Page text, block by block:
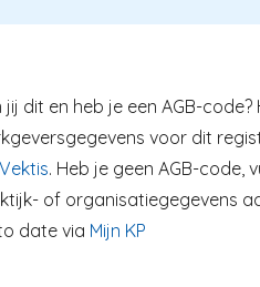
jij dit en heb je een AGB-code?
voor dit
Vektis. Heb je geen AGB-code,
of organisatiegegevens
date via Mijn KP